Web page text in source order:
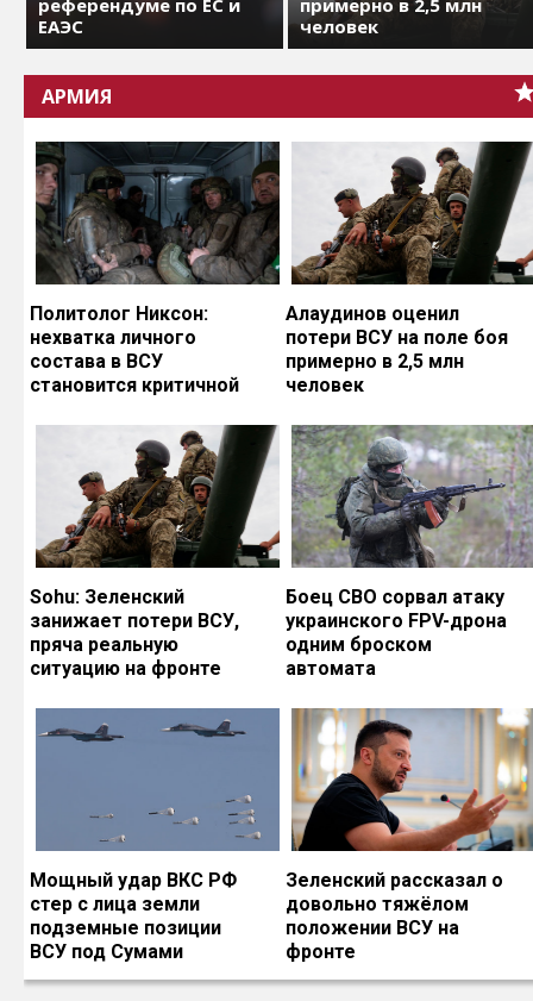
референдуме по ЕС и
ЕАЭС
примерно в 2,5 млн
человек
АРМИЯ
Политолог Никсон:
нехватка личного
состава в ВСУ
становится критичной
Алаудинов оценил
потери ВСУ на поле боя
примерно в 2,5 млн
человек
Sohu: Зеленский
занижает потери ВСУ,
пряча реальную
ситуацию на фронте
Боец СВО сорвал атаку
украинского FPV-дрона
одним броском
автомата
Мощный удар ВКС РФ
стер с лица земли
подземные позиции
ВСУ под Сумами
Зеленский рассказал о
довольно тяжёлом
положении ВСУ на
фронте